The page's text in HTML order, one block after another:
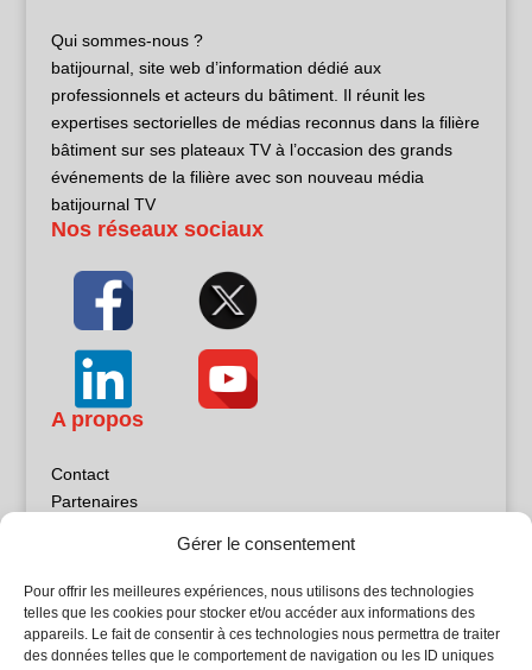
Gérer le consentement
Pour offrir les meilleures expériences, nous utilisons des technologies
telles que les cookies pour stocker et/ou accéder aux informations des
appareils. Le fait de consentir à ces technologies nous permettra de traiter
des données telles que le comportement de navigation ou les ID uniques
Qui sommes-nous ?
batijournal, site web d’information dédié aux
professionnels et acteurs du bâtiment. Il réunit les
expertises sectorielles de médias reconnus dans la filière
bâtiment sur ses plateaux TV à l’occasion des grands
événements de la filière avec son nouveau média
batijournal TV
Nos réseaux sociaux
A propos
Contact
Partenaires
Politique de confidentialité
Sites partenaires
5Façades